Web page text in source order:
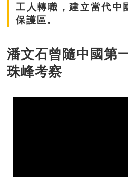
工人轉職，建立當代中
保護區。
潘文石曾隨中國第
珠峰考察